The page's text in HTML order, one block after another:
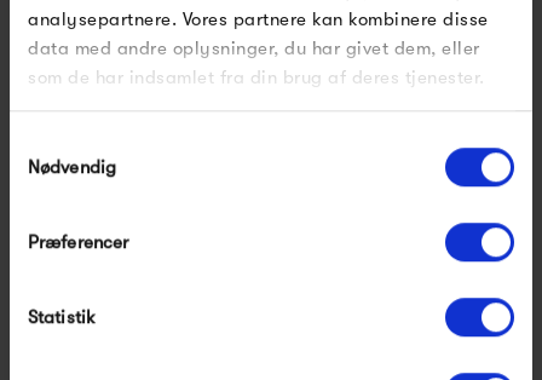
analysepartnere. Vores partnere kan kombinere disse
data med andre oplysninger, du har givet dem, eller
som de har indsamlet fra din brug af deres tjenester.
Nødvendig
Præferencer
Statistik
Hallingdal/Eg
36 995,00 kr